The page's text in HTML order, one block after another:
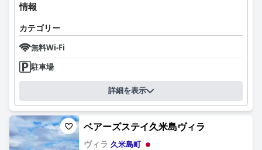
情報
カテゴリー
無料Wi-Fi
駐車場
詳細を表示
ベアーズステイ久米島ヴィラ
ヴィラ 久米島町